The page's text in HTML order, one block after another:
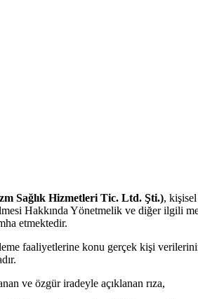
Sağlık Hizmetleri Tic. Ltd. Şti.),
Hakkında Yönetmelik ve diğer ilgili
etmektedir.
faaliyetlerine konu gerçek kişi
ve özgür iradeyle açıklanan rıza,